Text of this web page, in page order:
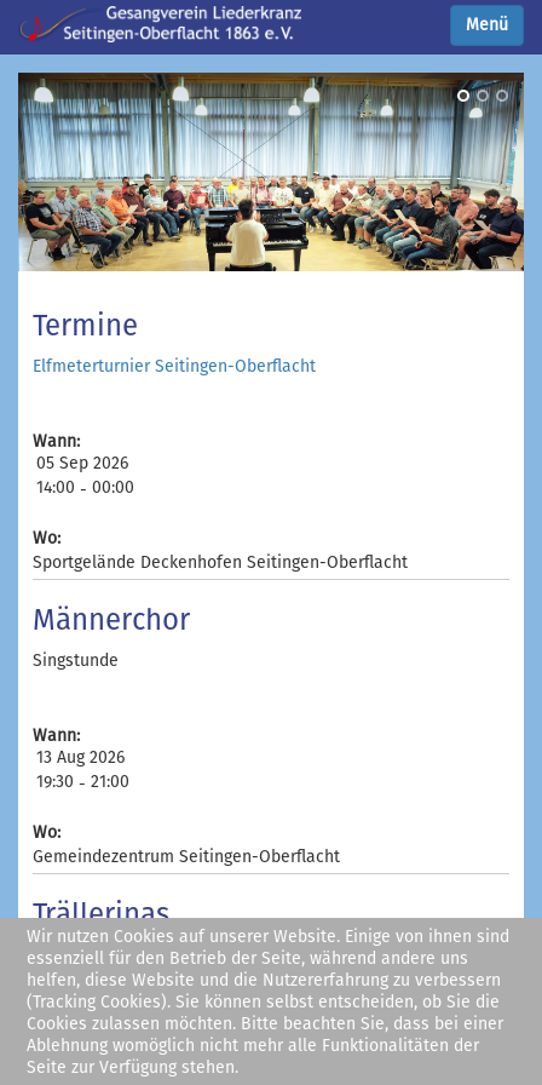
Menü
Termine
Elfmeterturnier Seitingen-Oberflacht
Wann:
05 Sep 2026
14:00 - 00:00
Wo:
Sportgelände Deckenhofen Seitingen-Oberflacht
Männerchor
Singstunde
Wann:
13 Aug 2026
19:30 - 21:00
Wo:
Gemeindezentrum Seitingen-Oberflacht
Trällerinas
Singstunde Trällerinas
Wann:
13 Aug 2026
18:15-19:15
Wir nutzen Cookies auf unserer Website. Einige von ihnen sind
essenziell für den Betrieb der Seite, während andere uns
helfen, diese Website und die Nutzererfahrung zu verbessern
(Tracking Cookies). Sie können selbst entscheiden, ob Sie die
Cookies zulassen möchten. Bitte beachten Sie, dass bei einer
Ablehnung womöglich nicht mehr alle Funktionalitäten der
Seite zur Verfügung stehen.